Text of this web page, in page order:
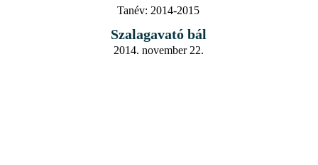
Tanév: 2014-2015
Szalagavató bál
2014. november 22.